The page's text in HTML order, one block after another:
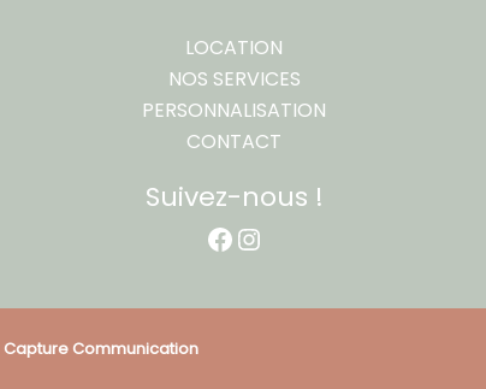
LOCATION
NOS SERVICES
PERSONNALISATION
CONTACT
Suivez-nous !
Facebook
Instagram
Capture Communication